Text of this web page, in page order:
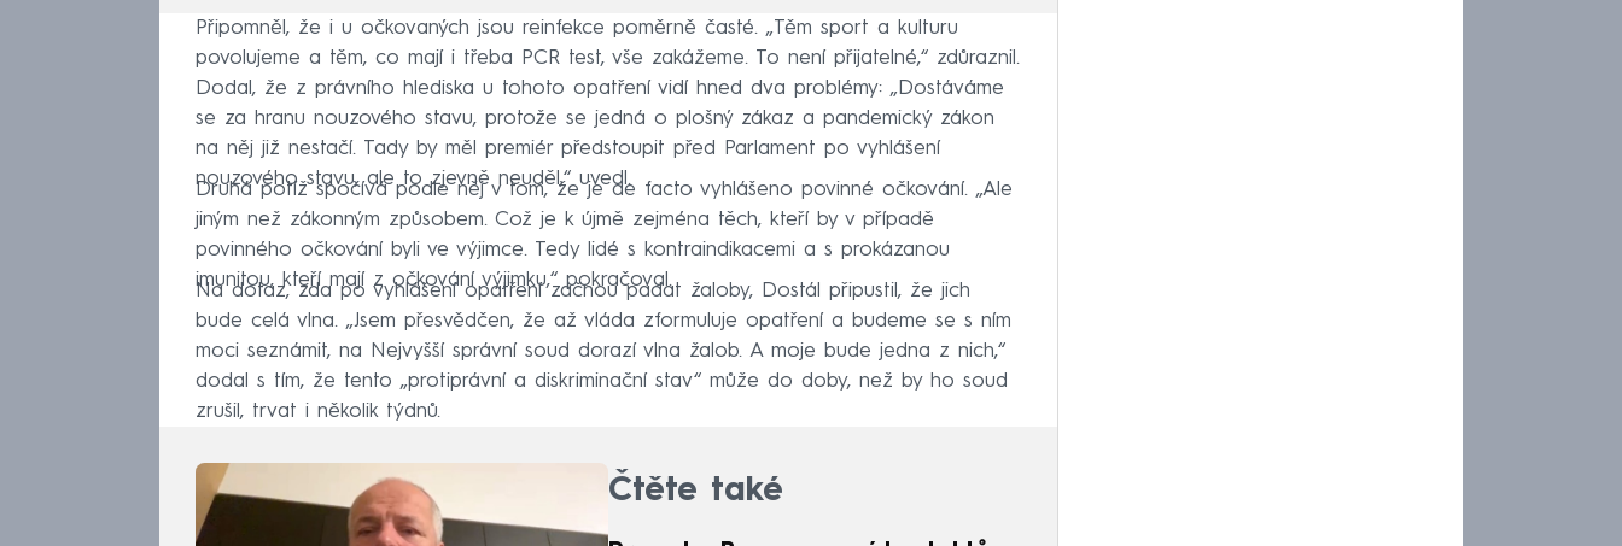
Připomněl, že i u očkovaných jsou reinfekce poměrně časté. „Těm sport a kulturu
povolujeme a těm, co mají i třeba PCR test, vše zakážeme. To není přijatelné,“ zdůraznil.
Dodal, že z právního hlediska u tohoto opatření vidí hned dva problémy: „Dostáváme
se za hranu nouzového stavu, protože se jedná o plošný zákaz a pandemický zákon
na něj již nestačí. Tady by měl premiér předstoupit před Parlament po vyhlášení
nouzového stavu, ale to zjevně neuděl,“ uvedl.
Druhá potíž spočívá podle něj v tom, že je de facto vyhlášeno povinné očkování. „Ale
jiným než zákonným způsobem. Což je k újmě zejména těch, kteří by v případě
povinného očkování byli ve výjimce. Tedy lidé s kontraindikacemi a s prokázanou
imunitou, kteří mají z očkování výjimku,“ pokračoval.
Na dotaz, zda po vyhlášení opatření začnou padat žaloby, Dostál připustil, že jich
bude celá vlna. „Jsem přesvědčen, že až vláda zformuluje opatření a budeme se s ním
moci seznámit, na Nejvyšší správní soud dorazí vlna žalob. A moje bude jedna z nich,“
dodal s tím, že tento „protiprávní a diskriminační stav“ může do doby, než by ho soud
zrušil, trvat i několik týdnů.
Čtěte také